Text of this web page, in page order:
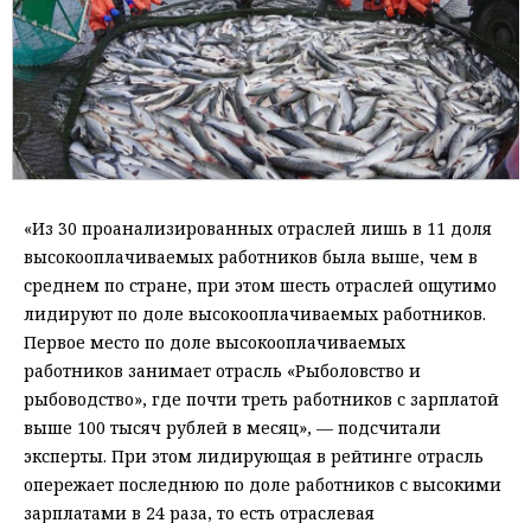
«Из 30 проанализированных отраслей лишь в 11 доля
высокооплачиваемых работников была выше, чем в
среднем по стране, при этом шесть отраслей ощутимо
лидируют по доле высокооплачиваемых работников.
Первое место по доле высокооплачиваемых
работников занимает отрасль «Рыболовство и
рыбоводство», где почти треть работников с зарплатой
выше 100 тысяч рублей в месяц», — подсчитали
эксперты. При этом лидирующая в рейтинге отрасль
опережает последнюю по доле работников с высокими
зарплатами в 24 раза, то есть отраслевая